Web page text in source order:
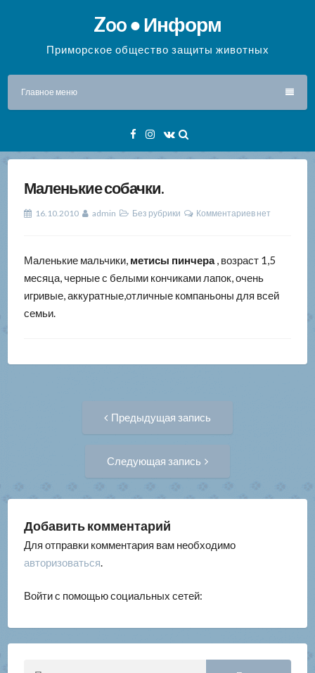
содержимому
Zoo ● Информ
Приморское общество защиты животных
Главное меню
Facebook
Instagram
VK
Маленькие собачки.
16.10.2010 admin Без рубрики Комментариев нет
Маленькие мальчики, метисы пинчера, возраст 1,5
месяца, черные с белыми кончиками лапок, очень
игривые, аккуратные,отличные компаньоны для всей
семьи.
Навигация
записям
Предыдущая запись
Следующая запись
Добавить комментарий
Для отправки комментария вам необходимо
авторизоваться.
Войти с помощью социальных сетей: